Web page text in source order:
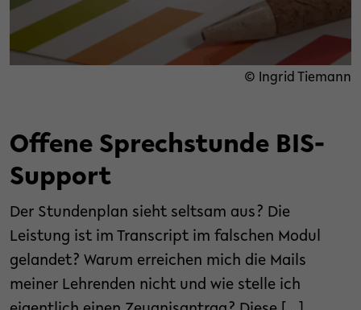
© Ingrid Tiemann
Offene Sprechstunde BIS-
Support
Der Stundenplan sieht seltsam aus? Die
Leistung ist im Transcript im falschen Modul
gelandet? Warum erreichen mich die Mails
meiner Lehrenden nicht und wie stelle ich